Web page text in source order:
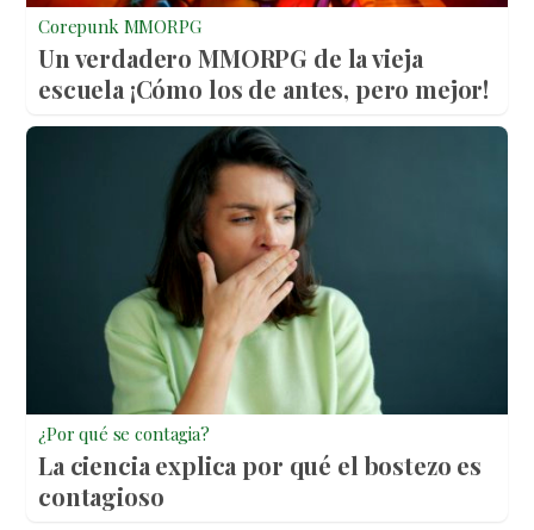
Corepunk MMORPG
Un verdadero MMORPG de la vieja
escuela ¡Cómo los de antes, pero mejor!
¿Por qué se contagia?
La ciencia explica por qué el bostezo es
contagioso